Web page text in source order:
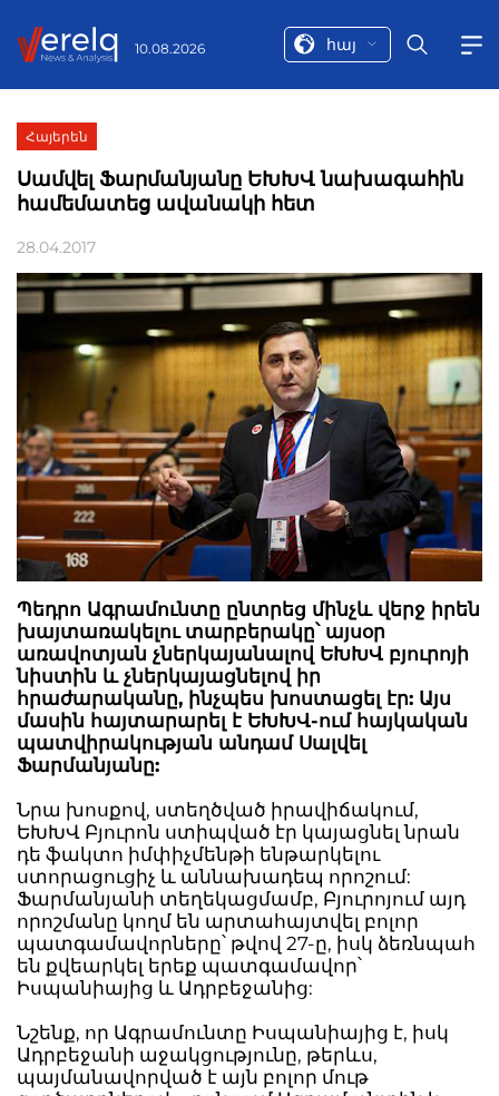
10.08.2026 հայ
Հայերեն
Սամվել Ֆարմանյանը ԵԽԽՎ նախագահին
համեմատեց ավանակի հետ
28.04.2017
Պեդրո Ագրամունտը ընտրեց մինչև վերջ իրեն
խայտառակելու տարբերակը՝ այսօր
առավոտյան չներկայանալով ԵԽԽՎ բյուրոյի
նիստին և չներկայացնելով իր
հրաժարականը, ինչպես խոստացել էր: Այս
մասին հայտարարել է ԵԽԽՎ-ում հայկական
պատվիրակության անդամ Սալվել
Ֆարմանյանը:
Նրա խոսքով, ստեղծված իրավիճակում,
ԵԽԽՎ Բյուրոն ստիպված էր կայացնել նրան
դե ֆակտո իմփիչմենթի ենթարկելու
ստորացուցիչ և աննախադեպ որոշում:
Ֆարմանյանի տեղեկացմամբ, Բյուրոյում այդ
որոշմանը կողմ են արտահայտվել բոլոր
պատգամավորները՝ թվով 27-ը, իսկ ձեռնպահ
են քվեարկել երեք պատգամավոր՝
Իսպանիայից և Ադրբեջանից:
Նշենք, որ Ագրամունտը Իսպանիայից է, իսկ
Ադրբեջանի աջակցությունը, թերևս,
պայմանավորված է այն բոլոր մութ